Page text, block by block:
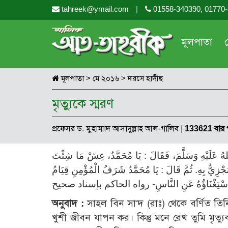
tahreek@ymail.com | 01558-340390,
মূলপাতা
মূলপাতা> মে ২০১৬ > দরসে হাদীছ
মৃত্যুকে স্মরণ
প্রফেসর ড. মুহাম্মাদ আসাদুল্লাহ আল-গালিব| 133621 বার
عَلَيْهِ وَسَلَّمَ، فَقَالَ : يَا مُحَمَّدُ، عِشْ مَا شِئْتَ
بِهِ. ثُمَّ قَالَ : يَا مُحَمَّدُ شَرَفُ الْمُؤْمِنِ قِيَامُ
عَنِ النَّاسِِ- رواه الحاكم بإسناد صحيح
অনুবাদ :সাহল বিন সা‘দ (রাঃ) থেকে বর্ণিত
খুশী জীবন যাপন কর। কিন্তু মনে রেখ তুমি